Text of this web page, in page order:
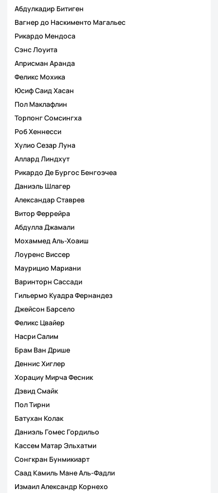
Абдулкадир Битиген
Вагнер до Наскименто Магальес
Рикардо Мендоса
Сэнс Лоуита
Априсман Аранда
Феликс Мохика
Юсиф Саид Хасан
Пол Маклафлин
Торпонг Сомсингха
Роб Хеннесси
Хулио Сезар Луна
Аллард Линдхут
Рикардо Де Бургос Бенгоэчеа
Даниэль Шлагер
Александар Ставрев
Витор Феррейра
Абдулла Джамали
Мохаммед Аль-Хоаиш
Лоуренс Виссер
Маурицио Мариани
Варинторн Сассади
Гильермо Куадра Фернандез
Джейсон Барсело
Феликс Цвайер
Насри Салим
Брам Ван Дрише
Деннис Хиглер
Хорациу Мирча Фесник
Дэвид Смайк
Пол Тирни
Батухан Колак
Даниэль Гомес Гордильо
Кассем Матар Эльхатми
Сонгкран Бунмикиарт
Саад Камиль Мане Аль-Фадли
Измаил Александр Корнехо